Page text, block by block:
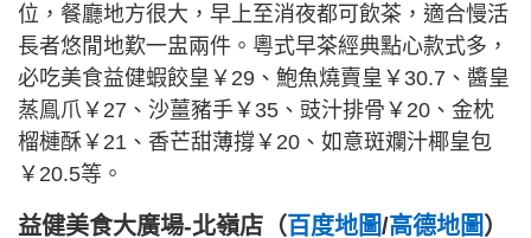
位，餐廳地方很大，早上至消夜都可飲茶，適合慢活
長者悠閒地歎一盅兩件。粵式早茶經典點心款式多，
必吃美食益健蝦餃皇￥29、鮑魚燒賣皇￥30.7、醬皇
蒸鳯爪￥27、沙薑豬手￥35、豉汁排骨￥20、金枕
榴槤酥￥21、香芒甜薄撐￥20、如意斑斕汁椰皇包
￥20.5等。
益健美食大廣場-北嶺店（百度地圖/高德地圖 ）